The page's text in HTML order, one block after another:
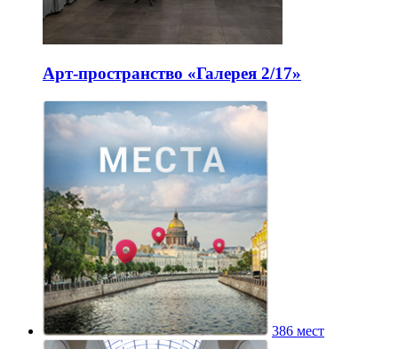
Арт-пространство «Галерея 2/17»
386 мест